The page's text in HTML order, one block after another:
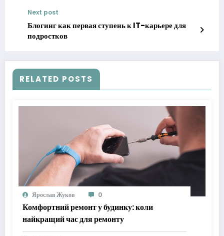
Next post
Блогинг как первая ступень к IT-карьере для
подростков
RELATED POSTS
Ярослав Жуков 0
Комфортний ремонт у будинку: коли
найкращий час для ремонту